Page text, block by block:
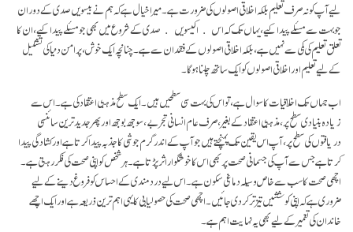
لیے آپ کو نہ صرف تعلیم بلکہ اخلاقی اصولوں کی ضرورت ہے۔ میرا خیال ہے کہ ہم نے بیسویں صدی کے دوران
جو بہت سے مسئلے پیدا کیے، یہاں تک کہ اس ﴿اکیسویں﴾ صدی کے شروع میں بھی جو مسئلے پیدا کیے، ان کا
تعلق تعلیم کی کمی سے نہیں ہے، بلکہ اخلاقی اصولوں کے فقدان سے ہے۔ چنانچہ ایک خوش، پر امن دنیا کی تشکیل
کے لیے تعلیم اور اخلاقی اصولوں کو ایک ساتھ چلنا ہوگا۔
اب جہاں تک اخلاقیات کا سوال ہے، تو اس کی بہت سی سطحیں ہیں۔ ایک سطح مذہبی اعتقاد کی ہے۔ اس سے
زیادہ بنیادی سطح پر، مذہبی اعتقاد کے بغیر، صرف عام انسانی تجربے، سوجھ بوجھ اور پھر جدید ترین سائنسی
دریافتوں کی سطح پر، آپ اس یقین تک پہنچتے ہیں جو آپ کے اندر گرم جوشی کا جذبہ پیدا کرتا ہے اور کشادگی پیدا
کرتا ہے جس سے آپ کی جسمانی صحت پر بھی اس کا خوشگوار اثر پڑتا ہے۔ ہر شخص کو اپنی صحت کی فکر رہتی ہے۔
اچھی صحت کا سب سے خاص وسیلہ دماغی سکون ہے۔ اس لیے درد مندی کے احساس کو فروغ دینے کے لیے
ضروری ہے کہ اپنی کوششیں تیز تر کردی جائیں۔ اچھی صحت کی حصولیابی کا یہی اہم ترین ذریعہ ہے اور ایک اچھے
خاندان کی تعمیر کے لیے بھی یہ نہایت اہم ہے۔